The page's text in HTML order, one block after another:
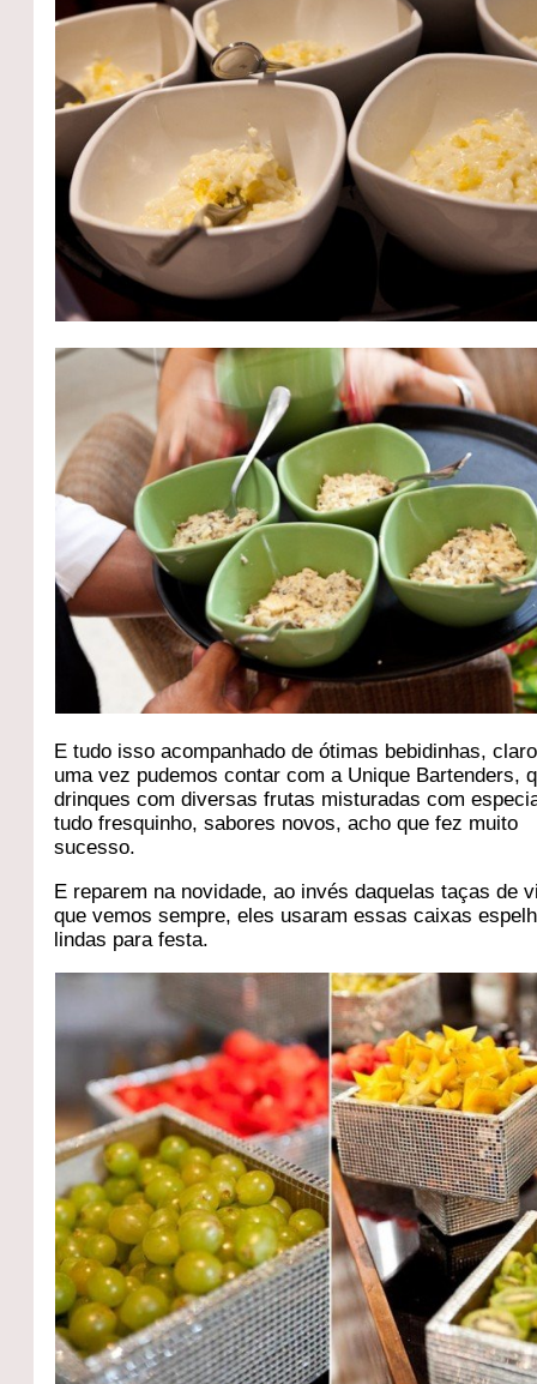
E tudo isso acompanhado de ótimas bebidinhas,
uma vez pudemos contar com a Unique Bartenders,
drinques com diversas frutas misturadas com
tudo fresquinho, sabores novos, acho que fez muito
sucesso.
E reparem na novidade, ao invés daquelas taças de
que vemos sempre, eles usaram essas caixas
lindas para festa.